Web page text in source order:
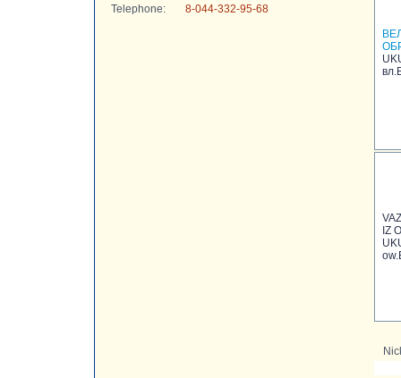
Telephone:
8-044-332-95-68
IZ